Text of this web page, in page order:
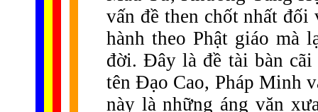
vấn đề then chốt nhất
hành theo Phật giáo mà
đời. Đây là đề tài bàn
tên Đạo Cao, Pháp Minh
này là những áng văn